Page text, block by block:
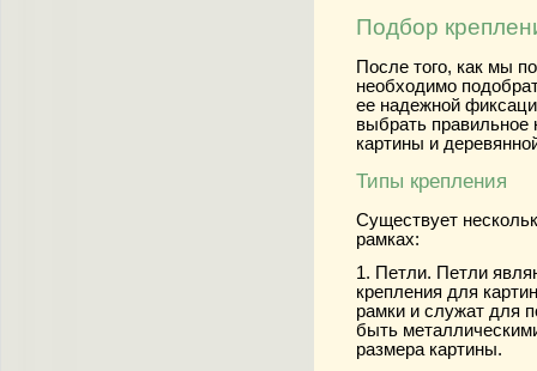
Подбор
После того, как мы
необходимо
ее надежной
выбрать правильное
картины и
Типы крепления
Существует
рамках:
1. Петли. Петли
крепления для
рамки и служат для
быть
размера картины.